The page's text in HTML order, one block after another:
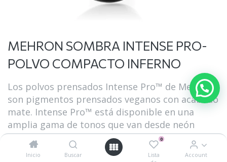
Inicio Buscar
0
Lista
Account
MEHRON SOMBRA INTENSE PRO-
POLVO COMPACTO INFERNO
Los polvos prensados Intense Pro™️ de Mehron
son pigmentos prensados veganos con acabado
mate. Intense Pro™ está disponible en una
amplia gama de tonos que van desde neón
audaz hasta neutrales suaves. Los polvos
compactos Intense Pro™ son lo suficientemente